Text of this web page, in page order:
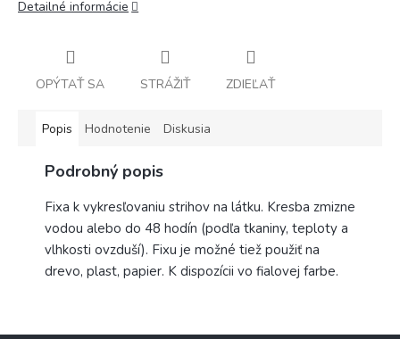
Detailné informácie
OPÝTAŤ SA STRÁŽIŤ ZDIEĽAŤ
Popis Hodnotenie Diskusia
Podrobný popis
Fixa k vykresľovaniu strihov na látku. Kresba zmizne
vodou alebo do 48 hodín (podľa tkaniny, teploty a
vlhkosti ovzduší). Fixu je možné tiež použiť na
drevo, plast, papier. K dispozícii vo fialovej farbe.